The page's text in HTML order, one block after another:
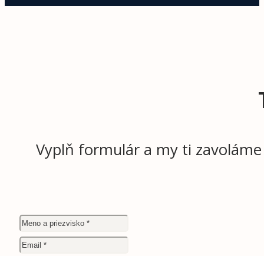
Vyplň formulár a my ti